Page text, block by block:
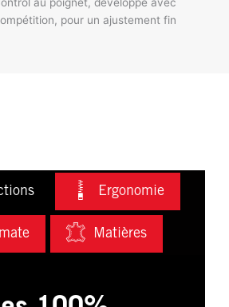
pour un ajustement fin
Ergonomie
Matières